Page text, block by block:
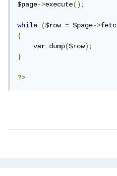
$page->execute();
while ($row = $page->
{
    var_dump
($row);
}
?>